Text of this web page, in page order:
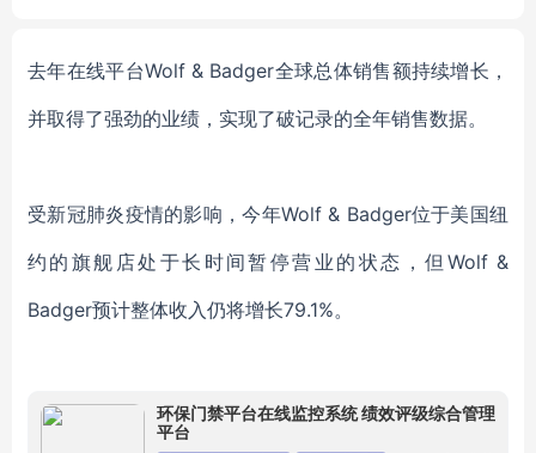
去年在线平台Wolf & Badger全球总体销售额持续增长，
并取得了强劲的业绩，实现了破记录的全年销售数据。
受新冠肺炎疫情的影响，今年Wolf & Badger位于美国纽
约的旗舰店处于长时间暂停营业的状态，但Wolf &
Badger预计整体收入仍将增长79.1%。
环保门禁平台在线监控系统 绩效评级综合管理
平台